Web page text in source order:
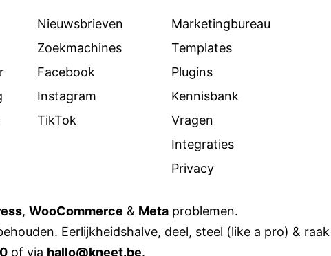
Nieuwsbrieven
Zoekmachines
Facebook
Instagram
TikTok
Marketingbureau
Templates
Plugins
Kennisbank
Vragen
Integraties
Privacy
, WooCommerce & Meta problemen.
Eerlijkheidshalve, deel, steel (like a pro) &
of via hallo@kneet.be.